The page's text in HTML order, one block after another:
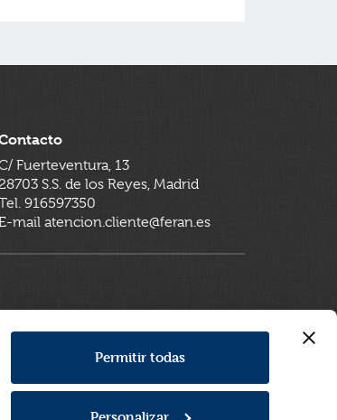
Permitir todas
Personalizar
Fuerteventura, 13
S.S. de los Reyes, Madrid
916597350
mail atencion.cliente@feran.es